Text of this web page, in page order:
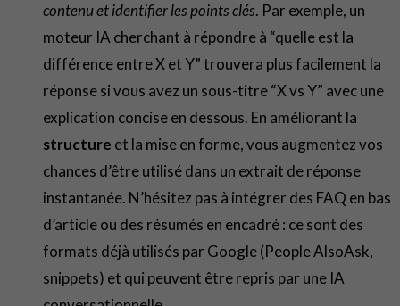
contenu et identifier les points clés. Par exemple, un
moteur IA cherchant à répondre à “quelle est la
différence entre X et Y” trouvera plus facilement la
réponse si vous avez un sous-titre “X vs Y” avec une
explication concise en dessous. En améliorant la
structure et la mise en forme, vous augmentez vos
chances d’être utilisé dans un extrait de réponse
instantanée. N’hésitez pas à intégrer des FAQ en bas
d’article ou des résumés en encadré : ce sont des
formats déjà utilisés par Google (People AlsoAsk,
snippets) et qui peuvent être repris par une IA